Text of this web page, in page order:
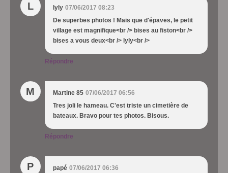
L lyly 07/06/2017 08:23
De superbes photos ! Mais que d'épaves, le petit
village est magnifique<br /> bises au fiston<br />
bises a vous deux<br /> lyly<br />
Répondre
M Martine 85 07/06/2017 06:56
Tres joli le hameau. C'est triste un cimetière de
bateaux. Bravo pour tes photos. Bisous.
Répondre
P papé 07/06/2017 06:36